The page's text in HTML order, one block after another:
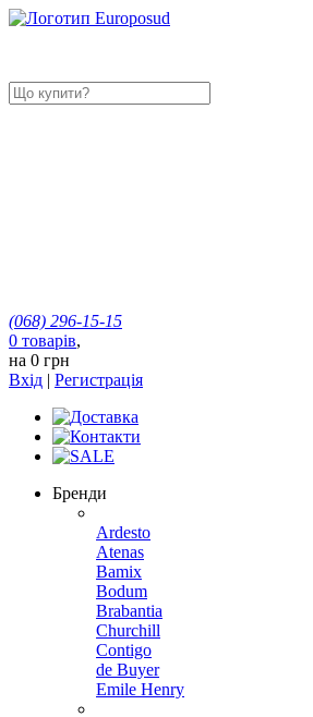
(068) 296-15-15
0 товарів,
на 0 грн
Вхід | Регистрація
Бренди
Ardesto
Atenas
Bamix
Bodum
Brabantia
Churchill
Contigo
de Buyer
Emile Henry